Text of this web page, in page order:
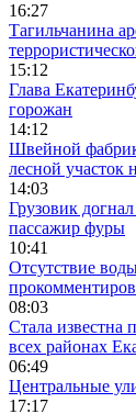
16:27
Тагильчанина
15:12
Глава
горожан
14:12
Швейной
лесной участок
14:03
Грузовик
пассажир фуры
10:41
Отсутствие
08:03
Стала известна
всех районах
06:49
Центральные
17:17